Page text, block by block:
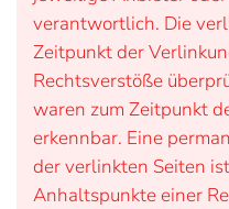
verantwortlich. Die
Zeitpunkt der
Rechtsverstöße
waren zum Zeitpunkt
erkennbar. Eine
der verlinkten Seiten
Anhaltspunkte einer